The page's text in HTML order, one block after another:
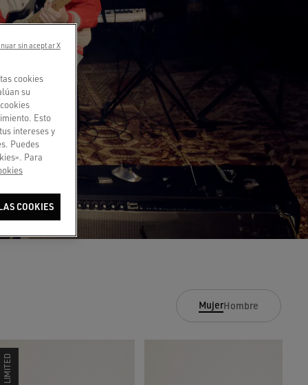
MujerHombre
LIMITED
cookies
su
Esto
intereses y
Puedes
Para
COOKIES
sin aceptar X